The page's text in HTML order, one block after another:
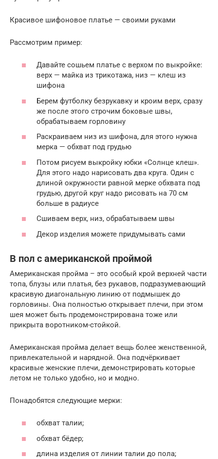
Красивое шифоновое платье — своими руками
Рассмотрим пример:
Давайте сошьем платье с верхом по выкройке:
верх — майка из трикотажа, низ — клеш из
шифона
Берем футболку безрукавку и кроим верх, сразу
же после этого строчим боковые швы,
обрабатываем горловину
Раскраиваем низ из шифона, для этого нужна
мерка — обхват под грудью
Потом рисуем выкройку юбки «Солнце клеш».
Для этого надо нарисовать два круга. Один с
длиной окружности равной мерке обхвата под
грудью, другой круг надо рисовать на 70 см
больше в радиусе
Сшиваем верх, низ, обрабатываем швы
Декор изделия можете придумывать сами
В пол с американской проймой
Американская пройма – это особый крой верхней части
топа, блузы или платья, без рукавов, подразумевающий
красивую диагональную линию от подмышек до
горловины. Она полностью открывает плечи, при этом
шея может быть продемонстрирована тоже или
прикрыта воротником-стойкой.
Американская пройма делает вещь более женственной,
привлекательной и нарядной. Она подчёркивает
красивые женские плечи, демонстрировать которые
летом не только удобно, но и модно.
Понадобятся следующие мерки:
обхват талии;
обхват бёдер;
длина изделия от линии талии до пола;